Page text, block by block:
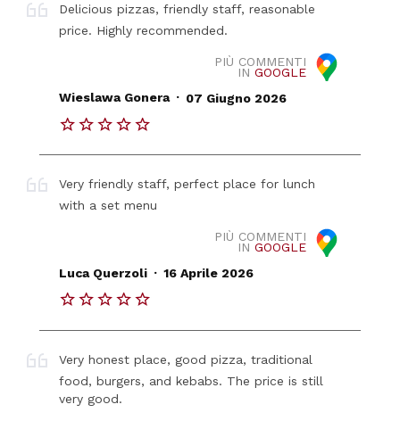
Delicious pizzas, friendly staff, reasonable
price. Highly recommended.
PIÙ COMMENTI
IN GOOGLE
Wieslawa Gonera . 07 Giugno 2026
Very friendly staff, perfect place for lunch
with a set menu
PIÙ COMMENTI
IN GOOGLE
Luca Querzoli . 16 Aprile 2026
Very honest place, good pizza, traditional
food, burgers, and kebabs. The price is still
very good.